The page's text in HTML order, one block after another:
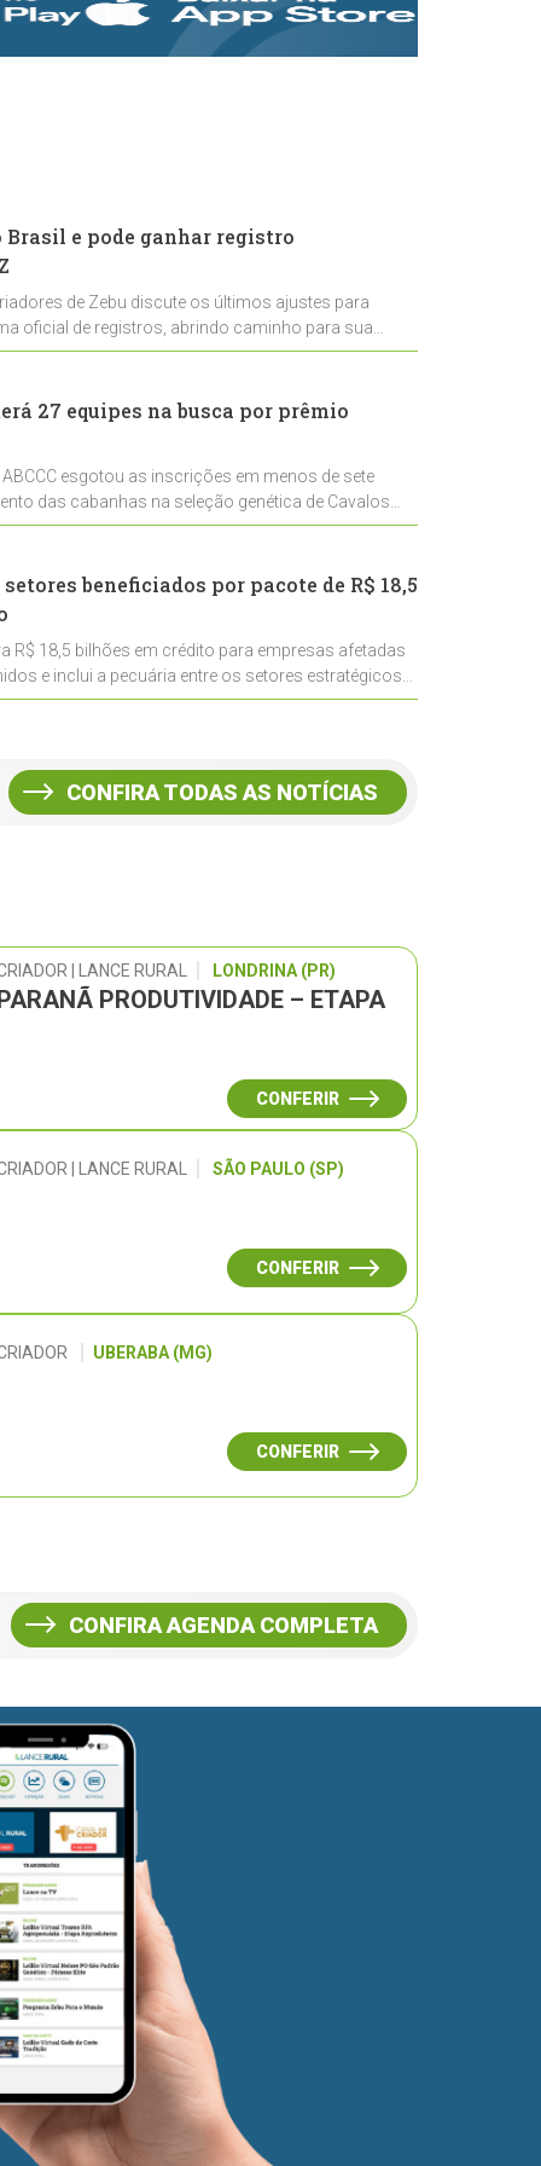
rastreabilidade e
rigor técnico para
Brasil e pode ganhar registro
de Zebu discute os últimos ajustes para
oficial de registros, abrindo caminho para sua
27 equipes na busca por prêmio
esgotou as inscrições em menos de sete
das cabanhas na seleção genética de Cavalos
beneficiados por pacote de R$ 18,5
R$ 18,5 bilhões em crédito para empresas afetadas
e inclui a pecuária entre os setores estratégicos
CONFIRA TODAS AS NOTÍCIAS
| LANCE RURAL LONDRINA (PR)
PRODUTIVIDADE – ETAPA
CONFERIR
| LANCE RURAL SÃO PAULO (SP)
CONFERIR
UBERABA (MG)
CONFERIR
CONFIRA AGENDA COMPLETA